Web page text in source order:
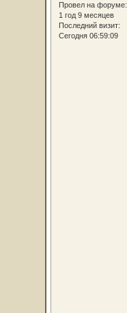
Провел на форуме:
1 год 9 месяцев
Последний визит:
Сегодня 06:59:09